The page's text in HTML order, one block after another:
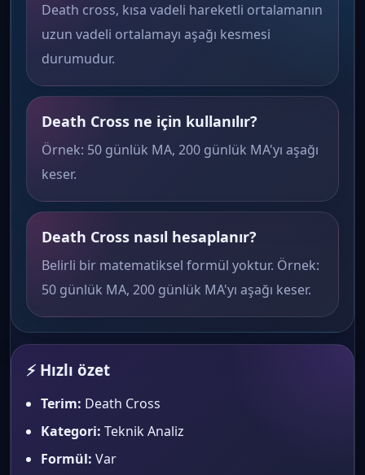
Death cross, kısa vadeli hareketli ortalamanın
uzun vadeli ortalamayı aşağı kesmesi
durumudur.
Death Cross ne için kullanılır?
Örnek: 50 günlük MA, 200 günlük MA'yı aşağı
keser.
Death Cross nasıl hesaplanır?
Belirli bir matematiksel formül yoktur. Örnek:
50 günlük MA, 200 günlük MA'yı aşağı keser.
⚡ Hızlı özet
Terim: Death Cross
Kategori: Teknik Analiz
Formül: Var